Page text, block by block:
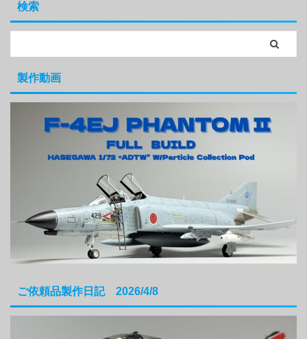
検索
製作動画
ご依頼品製作日記 2026/4/8